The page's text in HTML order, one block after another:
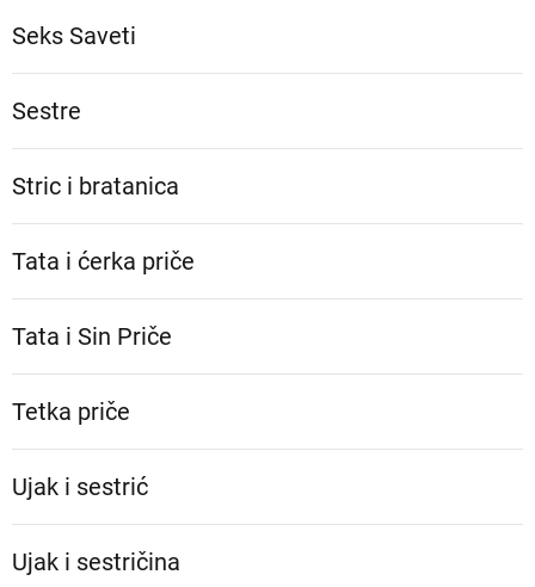
Seks Saveti
Sestre
Stric i bratanica
Tata i ćerka priče
Tata i Sin Priče
Tetka priče
Ujak i sestrić
Ujak i sestričina